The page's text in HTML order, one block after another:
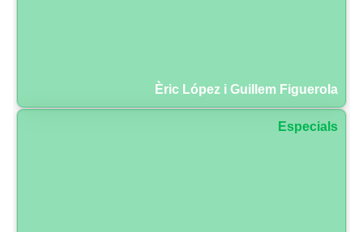
Èric López i Guillem Figuerola
Especials